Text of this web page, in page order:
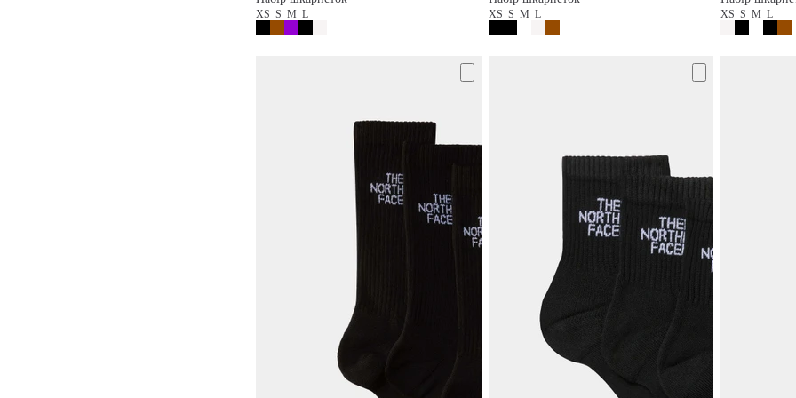
XS S M L XS S M L XSSML